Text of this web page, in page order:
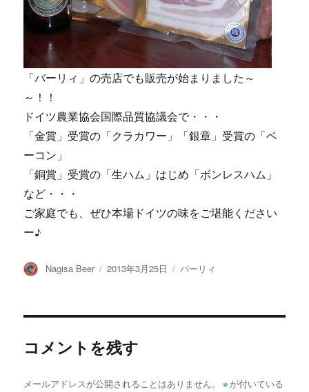
「バーリィ」の売店でも販売が始まりました～
～！！
ドイツ農業協会国際品質協議会で・・・
「金賞」受賞の「クラカワー」「銀章」受賞の「ベ
ーコン」
「銅賞」受賞の「生ハム」はじめ「ボンレスハム」
など・・・
ご家庭でも、ぜひ本場ドイツの味をご堪能ください
ー♪
投
Nagisa Beer
投
2013年3月25日
カ
バーリィ
コメントを残す
メールアドレスが公開されることはありません。 ※ が付いている